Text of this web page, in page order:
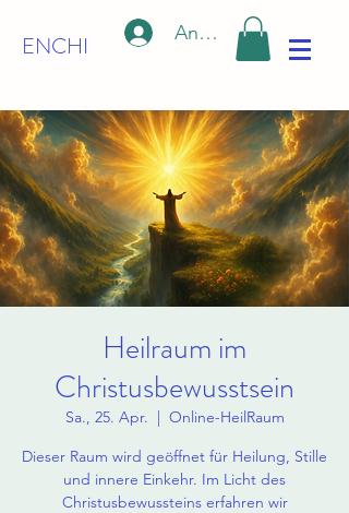
ENCHI Anmelden
Heilraum im
Christusbewusstsein
Sa., 25. Apr.
  |
Online-HeilRaum
Dieser Raum wird geöffnet für Heilung, Stille
und innere Einkehr. Im Licht des
Christusbewussteins erfahren wir